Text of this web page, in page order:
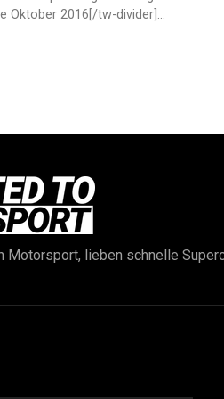
Oktober 2016[/tw-divider]…
Motorsport, lieben schnelle